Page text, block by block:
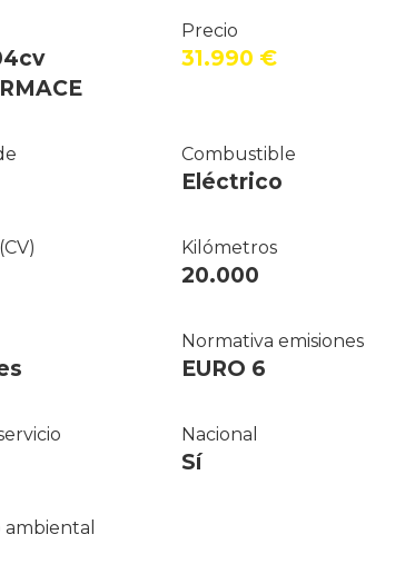
Precio
31.990 €
Combustible
Eléctrico
Kilómetros
20.000
Normativa emisiones
EURO 6
Nacional
Sí